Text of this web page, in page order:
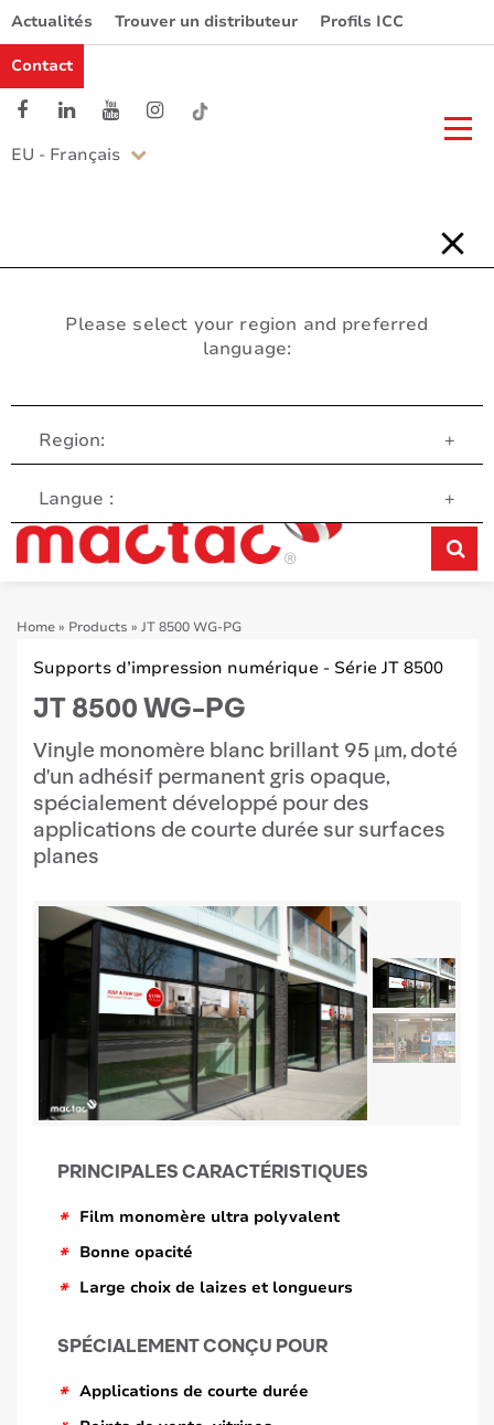
Actualités Trouver un distributeur Profils ICC
Contact
EU - Français
Please select your region and preferred
language:
Region: +
Langue : +
Service Client
Home» Products » JT 8500 WG-PG
Supports d’impression numérique - Série JT 8500
JT 8500 WG-PG
Vinyle monomère blanc brillant 95 µm, doté
d'un adhésif permanent gris opaque,
spécialement développé pour des
applications de courte durée sur surfaces
planes
PRINCIPALES CARACTÉRISTIQUES
* Film monomère ultra polyvalent
* Bonne opacité
* Large choix de laizes et longueurs
SPÉCIALEMENT CONÇU POUR
* Applications de courte durée